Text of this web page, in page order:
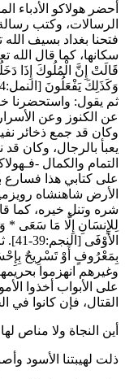
أحضر هولاكو الأدباء
الرسالات، وكتب
فتحنا بغداد بسيف الله
سكانها، كما قال الله
قَالَتْ إِنَّ الْمُلُوكَ إِذَا
وَكَذَلِكَ يَفْعَلُونَ
ثم يقول: واستحضرنا
عن الكنوز وعن
وكان قد جمع ذخائر
يعبأ بالرجال، وكان
التمام والكمال -فـ
على كتابي هذا
الأرض شاهنشاه
شره وتنل خيره، كما
لِلإِنسَانِ إِلَّا مَا سَعَى *
الأَوْفَى [النجم:39-41]. ثم يقول: ولا تعوق رسلنا عندك،
بِمَعْرُوفٍ أَوْ تَسْرِيحٌ
وغيرهم انهزموا
على الأبواب أخذوا
القتال، فإن كانوا في
أين النجاة ولا مناص
ذلت لهيبتنا الأسود